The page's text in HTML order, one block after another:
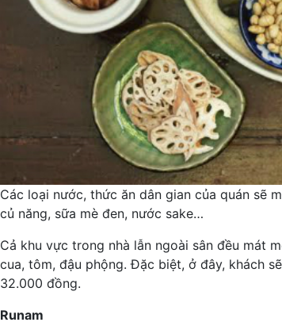
Các loại nước, thức ăn dân gian của quán sẽ
củ năng, sữa mè đen, nước sake…
Cả khu vực trong nhà lẫn ngoài sân đều mát
cua, tôm, đậu phộng. Đặc biệt, ở đây, khách
32.000 đồng.
Runam